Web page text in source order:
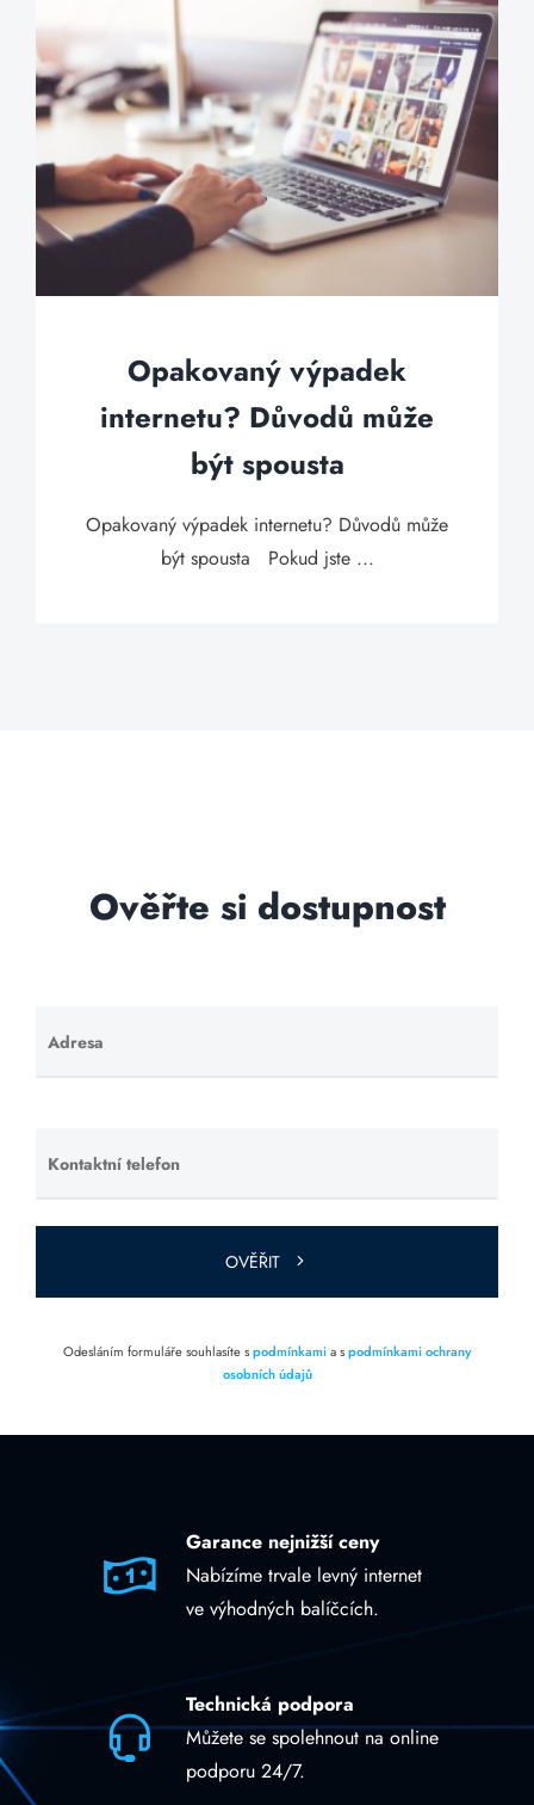
Opakovaný výpadek
internetu? Důvodů může
být spousta
Opakovaný výpadek internetu? Důvodů může
být spousta Pokud jste ...
Ověřte si dostupnost
Adresa
Ponechte
toto pole
Kontaktní telefon
Ponechte
toto pole
prázdné.
OVĚŘIT
Odesláním formuláře souhlasíte spodmínkamia spodmínkami ochrany
osobních údajů
Garance nejnižší ceny
Nabízíme trvale levný internet
ve výhodných balíčcích.
Technická podpora
Můžete se spolehnout na online
podporu 24/7.